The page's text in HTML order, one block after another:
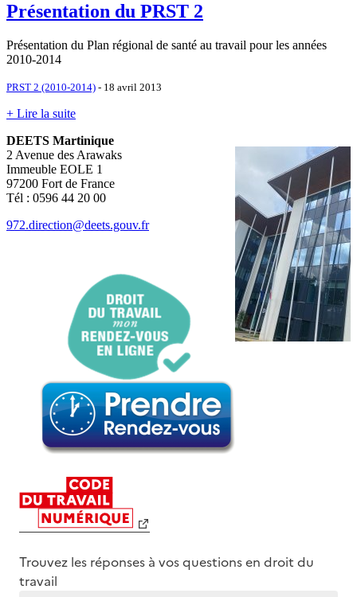
Présentation du PRST 2
Présentation du Plan régional de santé au travail pour les années
2010-2014
PRST 2 (2010-2014) - 18 avril 2013
+ Lire la suite
DEETS Martinique
2 Avenue des Arawaks
Immeuble EOLE 1
97200 Fort de France
Tél : 0596 44 20 00
972.direction@deets.gouv.fr